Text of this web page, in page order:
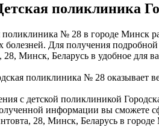
поликлиника
поликлиника № 28 в городе Минск
Для получения
28, Минск, Беларусь в удобное для
поликлиника № 28 оказывает
с детской поликлиникой
информации вы сможете
28, Минск, Беларусь в